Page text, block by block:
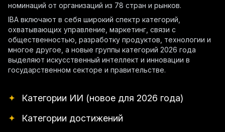
номинаций от организаций из 78 стран и рынков.
IBA включают в себя широкий спектр категорий,
охватывающих управление, маркетинг, связи с
общественностью, разработку продуктов, технологии и
многое другое, а новые группы категорий 2026 года
выделяют искусственный интеллект и инновации в
государственном секторе и правительстве.
✦
Категории ИИ (новое для 2026 года)
✦
Категории достижений